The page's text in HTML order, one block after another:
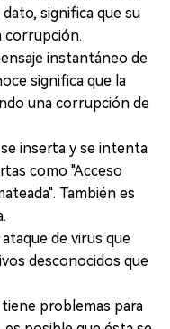
significa que su
corrupción.
instantáneo de
significa que la
una corrupción de
se inserta y se intenta
como "Acceso
También es
ataque de virus que
desconocidos que
tiene problemas para